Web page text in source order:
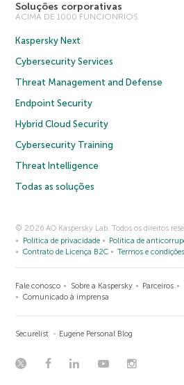
Soluções corporativas
ACIMA DE 1000 FUNCIONRIOS
Kaspersky Next
Cybersecurity Services
Threat Management and Defense
Endpoint Security
Hybrid Cloud Security
Cybersecurity Training
Threat Intelligence
Todas as soluções
© 2026 AO Kaspersky Lab. Todos os direitos
Política de privacidade
Política de
Contrato de Licença B2C
Termos e
Fale conosco Sobre a Kaspersky Parceiros
Comunicado à imprensa
Securelist Eugene Personal Blog